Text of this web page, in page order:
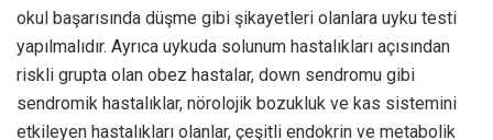
okul başarısında düşme gibi şikayetleri olanlara uyku testi
yapılmalıdır. Ayrıca uykuda solunum hastalıkları açısından
riskli grupta olan obez hastalar, down sendromu gibi
sendromik hastalıklar, nörolojik bozukluk ve kas sistemini
etkileyen hastalıkları olanlar, çeşitli endokrin ve metabolik